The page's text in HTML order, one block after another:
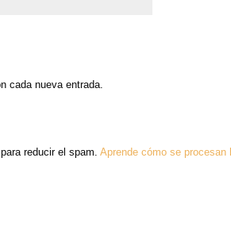
cada nueva entrada.
reducir el spam.Aprende cómo se